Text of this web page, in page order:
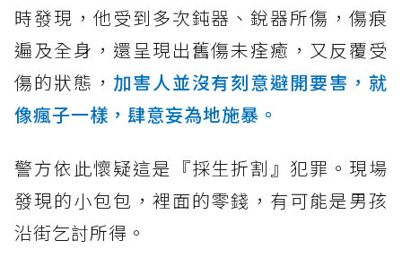
時發現，他受到多次鈍器、銳器所傷，傷痕
遍及全身，還呈現出舊傷未痊癒，又反覆受
傷的狀態， 加害人並沒有刻意避開要害，就
像瘋子一樣，肆意妄為地施暴。
警方依此懷疑這是『採生折割』犯罪。現場
發現的小包包，裡面的零錢，有可能是男孩
沿街乞討所得。